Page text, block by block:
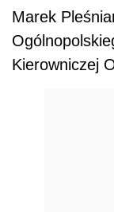
Marek
Kierowniczej